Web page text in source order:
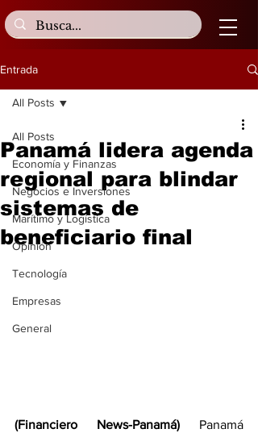
Entrada
All Posts
Economía y Finanzas
Negocios e Inversiones
Marítimo y Logística
Opinión
Tecnología
Empresas
General
All Posts
Panamá lidera agenda
regional para blindar
sistemas de
beneficiario final
(Financiero News-Panamá) Panamá